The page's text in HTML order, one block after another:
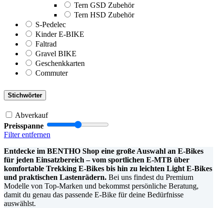
Tern GSD Zubehör
Tern HSD Zubehör
S-Pedelec
Kinder E-BIKE
Faltrad
Gravel BIKE
Geschenkkarten
Commuter
Stichwörter
Abverkauf
Preisspanne
Filter entfernen
Entdecke im BENTHO Shop eine große Auswahl an E-Bikes
für jeden Einsatzbereich – vom sportlichen E-MTB über
komfortable Trekking E-Bikes bis hin zu leichten Light E-Bikes
und praktischen Lastenrädern. Bei uns findest du Premium
Modelle von Top-Marken und bekommst persönliche Beratung,
damit du genau das passende E-Bike für deine Bedürfnisse
auswählst.